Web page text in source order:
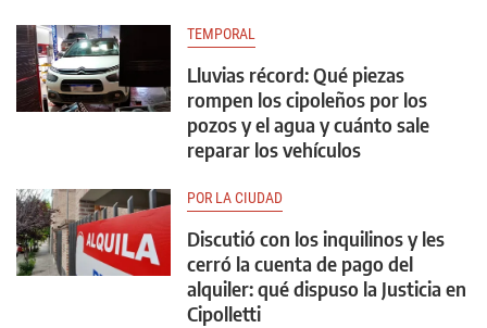
TEMPORAL
Lluvias récord: Qué piezas
rompen los cipoleños por los
pozos y el agua y cuánto sale
reparar los vehículos
POR LA CIUDAD
Discutió con los inquilinos y les
cerró la cuenta de pago del
alquiler: qué dispuso la Justicia en
Cipolletti